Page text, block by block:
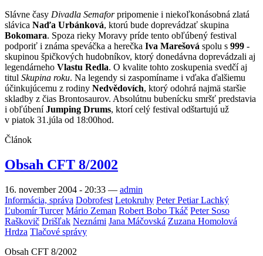
Slávne časy Divadla Semaforpripomenie i niekoľkonásobná zlatá
slávica Naďa Urbánková, ktorú bude doprevádzať skupina
Bokomara. Spoza rieky Moravy príde tento obľúbený festival
podporiť i známa speváčka a herečka Iva Marešová spolu s 999 -
skupinou špičkových hudobníkov, ktorý donedávna doprevádzali aj
legendárneho Vlastu Redla. O kvalite tohto zoskupenia svedčí aj
titul Skupina roku. Na legendy si zaspomíname i vďaka ďalšiemu
účinkujúcemu z rodiny Nedvědovích, ktorý odohrá najmä staršie
skladby z čias Brontosaurov. Absolútnu bubenícku smršť predstavia
i obľúbeníJumping Drums, ktorí celý festival odštartujú už
v piatok 31.júla od 18:00hod.
Článok
Obsah CFT 8/2002
16. november 2004 - 20:33 — admin
Informácia, správa Dobrofest Letokruhy Peter Petiar Lachký
Ľubomír Turcer Mário Zeman Robert Bobo Tkáč Peter Soso
Raškovič Drišľak Neznámi Jana Máčovská Zuzana Homolová
Hrdza Tlačové správy
Obsah CFT 8/2002